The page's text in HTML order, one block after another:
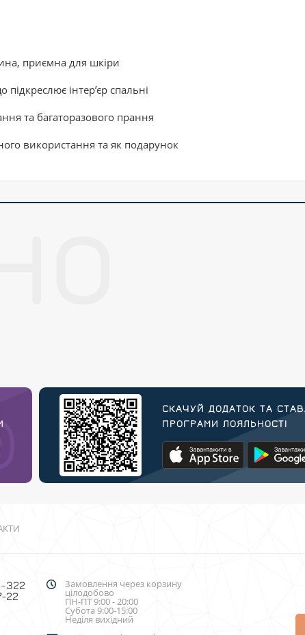
приємна для шкіри
інтер’єр спальні
та багаторазового прання
використання та як подарунок
СКАЧУЙ ДОДАТОК ТА
ПРОГРАМИ ЛОЯЛЬНОСТІ
322
22
Замовлення через корзину
цілодобово
ПН-ПТ 9:00 - 20:00
Субота 9:00-15:00
Неділя вихідний